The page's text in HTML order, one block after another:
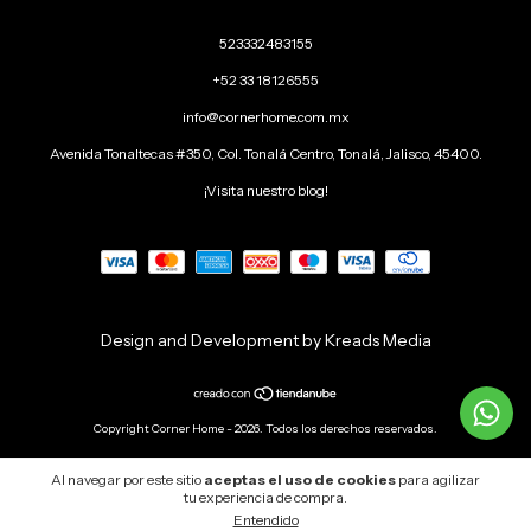
Al navegar por este sitio aceptas el uso de cookies para agilizar
tu experiencia de compra.
Entendido
523332483155
+52 33 18126555
info@cornerhome.com.mx
Avenida Tonaltecas #350, Col. Tonalá Centro, Tonalá, Jalisco, 45400.
¡Visita nuestro blog!
Design and Development by Kreads Media
Copyright Corner Home - 2026. Todos los derechos reservados.